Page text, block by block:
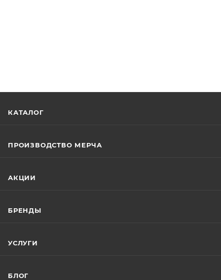
КАТАЛОГ
ПРОИЗВОДСТВО МЕРЧА
АКЦИИ
БРЕНДЫ
УСЛУГИ
БЛОГ